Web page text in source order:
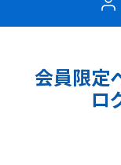
会員限定
ロ